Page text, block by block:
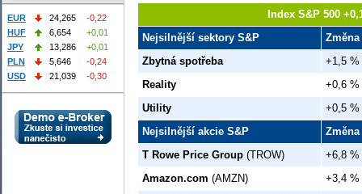
Index S&P 500
Nejsilnější sektory S&P
Změna
Zbytná spotřeba
+1,5 %
Reality
+0,6 %
Utility
+0,5 %
Nejsilnější akcie S&P
Změna
T Rowe Price Group (TROW)
+6,8 %
Amazon.com (AMZN)
+3,4 %
EUR 24,265
-0,22
HUF
6,654
+0,01
JPY
13,286
+0,01
PLN
5,646
-0,24
USD
21,039 -0,30